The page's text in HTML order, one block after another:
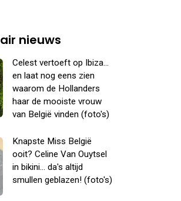
nieuws
Celest vertoeft op Ibiza...
en laat nog eens zien
waarom de Hollanders
haar de mooiste vrouw
van België vinden (foto's)
Knapste Miss België
ooit? Celine Van Ouytsel
in bikini... da's altijd
smullen geblazen! (foto's)